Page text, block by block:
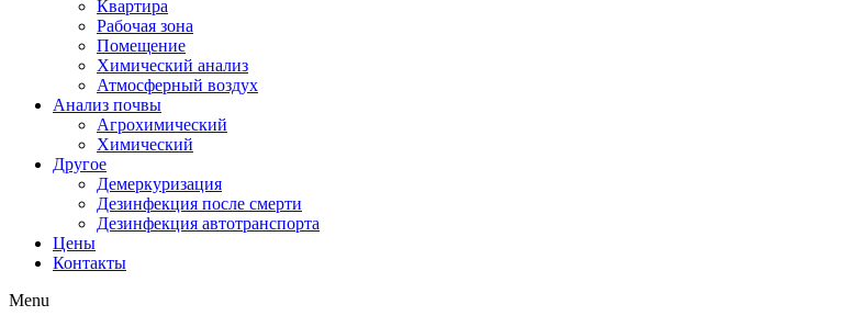
Квартира
Рабочая зона
Помещение
Химический анализ
Атмосферный воздух
Анализ почвы
Агрохимический
Химический
Другое
Демеркуризация
Дезинфекция после смерти
Дезинфекция автотранспорта
Цены
Контакты
Menu